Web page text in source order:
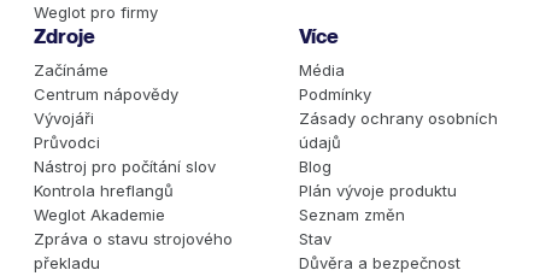
Weglot pro firmy
Zdroje
Začínáme
Centrum nápovědy
Vývojáři
Průvodci
Nástroj pro počítání slov
Kontrola hreflangů
Weglot Akademie
Zpráva o stavu strojového
překladu
Více
Média
Podmínky
Zásady ochrany osobních
údajů
Blog
Plán vývoje produktu
Seznam změn
Stav
Důvěra a bezpečnost